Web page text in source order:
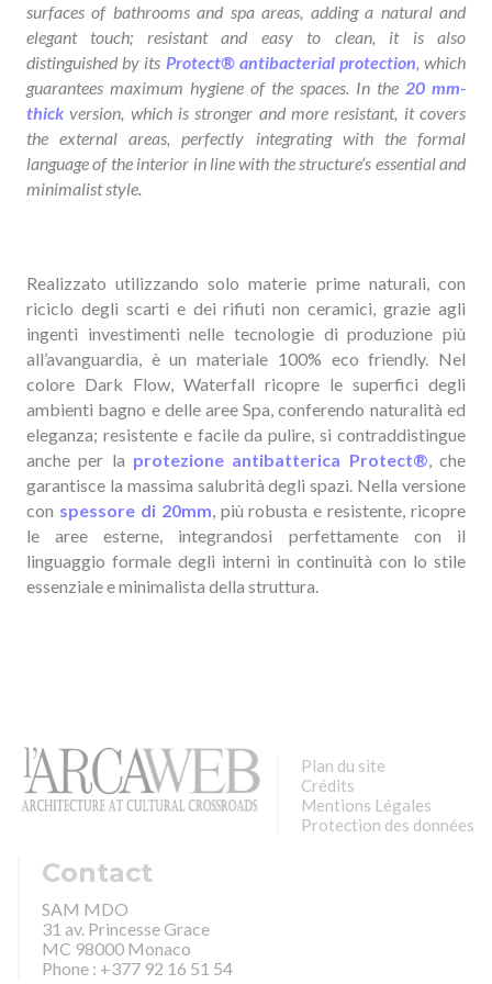
surfaces of bathrooms and spa areas, adding a natural and
elegant touch; resistant and easy to clean, it is also
distinguished by its Protect® antibacterial protection, which
guarantees maximum hygiene of the spaces. In the 20 mm-
thick version, which is stronger and more resistant, it covers
the external areas, perfectly integrating with the formal
language of the interior in line with the structure’s essential and
minimalist style.
Realizzato utilizzando solo materie prime naturali, con
riciclo degli scarti e dei rifiuti non ceramici, grazie agli
ingenti investimenti nelle tecnologie di produzione più
all’avanguardia, è un materiale 100% eco friendly. Nel
colore Dark Flow, Waterfall ricopre le superfici degli
ambienti bagno e delle aree Spa, conferendo naturalità ed
eleganza; resistente e facile da pulire, si contraddistingue
anche per la protezione antibatterica Protect®, che
garantisce la massima salubrità degli spazi. Nella versione
con spessore di 20mm,più robusta e resistente, ricopre
le aree esterne, integrandosi perfettamente con il
linguaggio formale degli interni in continuità con lo stile
essenziale e minimalista della struttura.
Plan du site
Crédits
Mentions Légales
Protection des données
Contact
SAM MDO
31 av. Princesse Grace
MC 98000 Monaco
Phone : +377 92 16 51 54